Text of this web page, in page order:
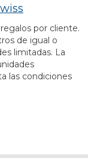
por cliente.
de igual o
limitadas. La
las condiciones